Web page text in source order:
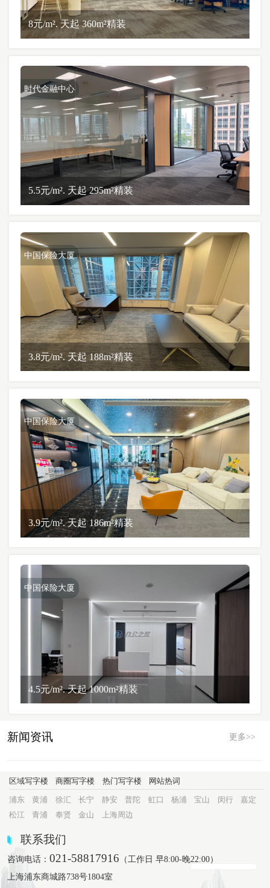
8元/m². 天起 360m²精装
时代金融中心
5.5元/m². 天起 295m²精装
中国保险大厦
3.8元/m². 天起 188m²精装
中国保险大厦
3.9元/m². 天起 186m²精装
中国保险大厦
4.5元/m². 天起 1000m²精装
新闻资讯 更多>>
区域写字楼 商圈写字楼 热门写字楼 网站热词
浦东 黄浦 徐汇 长宁 静安 普陀 虹口 杨浦 宝山 闵行
嘉定
松江
青浦 奉贤 金山 上海周边
联系我们
咨询电话：021-58817916 （工作日 早8:00-晚22:00）
上海浦东商城路738号1804室